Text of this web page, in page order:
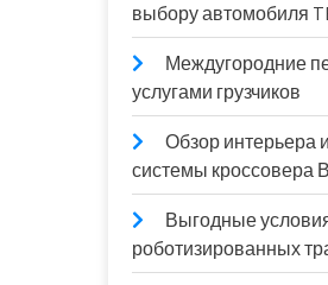
выбору автомобиля
Междугородние
услугами грузчиков
Обзор интерьера
системы кроссовера
Выгодные
роботизированных